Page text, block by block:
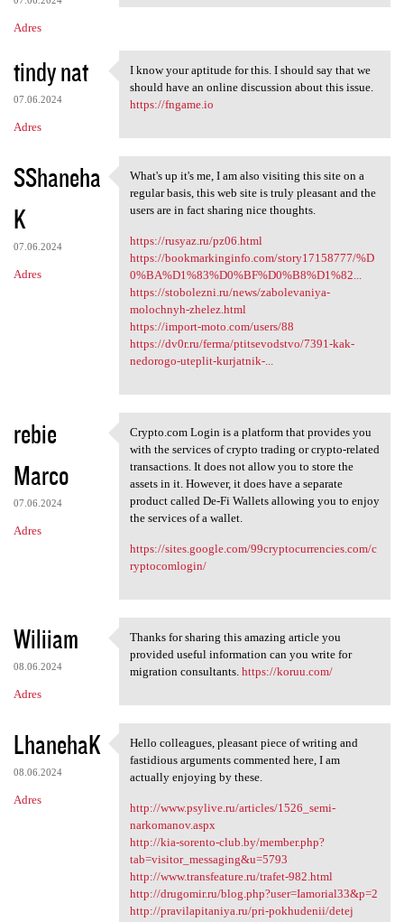
Adres
tindy nat
07.06.2024
Adres
I know your aptitude for this
I know your aptitude for this. I should say that we
should have an online discussion about this issue.
https://fngame.io
SShaneha
K
07.06.2024
Adres
What's up it's me, I am also
What's up it's me, I am also visiting this site on a
regular basis, this web site is truly pleasant and the
users are in fact sharing nice thoughts.
https://rusyaz.ru/pz06.html
https://bookmarkinginfo.com/story17158777/%D
0%BA%D1%83%D0%BF%D0%B8%D1%82...
https://stobolezni.ru/news/zabolevaniya-
molochnyh-zhelez.html
https://import-moto.com/users/88
https://dv0r.ru/ferma/ptitsevodstvo/7391-kak-
nedorogo-uteplit-kurjatnik-...
rebie
Marco
07.06.2024
Adres
Crypto.com Login is a
Crypto.com Login is a platform that provides you
with the services of crypto trading or crypto-related
transactions. It does not allow you to store the
assets in it. However, it does have a separate
product called De-Fi Wallets allowing you to enjoy
the services of a wallet.
https://sites.google.com/99cryptocurrencies.com/c
ryptocomlogin/
Wiliiam
08.06.2024
Adres
Thanks for sharing this
Thanks for sharing this amazing article you
provided useful information can you write for
migration consultants. https://koruu.com/
LhanehaK
08.06.2024
Adres
Hello colleagues, pleasant
Hello colleagues, pleasant piece of writing and
fastidious arguments commented here, I am
actually enjoying by these.
http://www.psylive.ru/articles/1526_semi-
narkomanov.aspx
http://kia-sorento-club.by/member.php?
tab=visitor_messaging&u=5793
http://www.transfeature.ru/trafet-982.html
http://drugomir.ru/blog.php?user=Iamorial33&p=2
http://pravilapitaniya.ru/pri-pokhudenii/detej